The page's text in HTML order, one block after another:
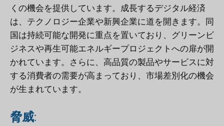
くの機会を提供しています。成長するデジタル経済
は、テクノロジー企業や新興企業に道を開きます。同
国は持続可能な開発に重点を置いており、グリーンビ
ジネスや再生可能エネルギープロジェクトへの扉が開
かれています。さらに、高品質の製品やサービスに対
する消費者の需要が高まっており、市場差別化の機会
が生まれています。
脅威: